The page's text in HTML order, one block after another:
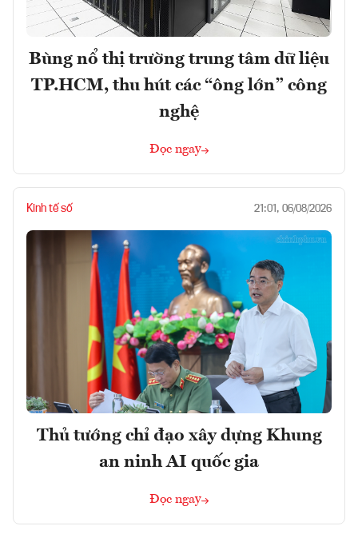
Bùng nổ thị trường trung tâm dữ liệu
TP.HCM, thu hút các “ông lớn” công
nghệ
Đọc ngay
Kinh tế số 21:01, 06/08/2026
Thủ tướng chỉ đạo xây dựng Khung
an ninh AI quốc gia
Đọc ngay